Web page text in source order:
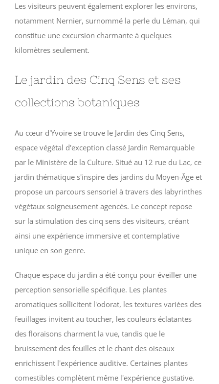
Les visiteurs peuvent également explorer les environs,
notamment Nernier, surnommé la perle du Léman, qui
constitue une excursion charmante à quelques
kilomètres seulement.
Le jardin des Cinq Sens et ses
collections botaniques
Au cœur d'Yvoire se trouve le Jardin des Cinq Sens,
espace végétal d'exception classé Jardin Remarquable
par le Ministère de la Culture. Situé au 12 rue du Lac, ce
jardin thématique s'inspire des jardins du Moyen-Âge et
propose un parcours sensoriel à travers des labyrinthes
végétaux soigneusement agencés. Le concept repose
sur la stimulation des cinq sens des visiteurs, créant
ainsi une expérience immersive et contemplative
unique en son genre.
Chaque espace du jardin a été conçu pour éveiller une
perception sensorielle spécifique. Les plantes
aromatiques sollicitent l'odorat, les textures variées des
feuillages invitent au toucher, les couleurs éclatantes
des floraisons charment la vue, tandis que le
bruissement des feuilles et le chant des oiseaux
enrichissent l'expérience auditive. Certaines plantes
comestibles complètent même l'expérience gustative.